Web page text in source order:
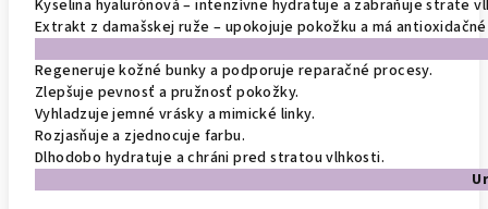
Kyselina hyalurónová – intenzívne hydratuje a zabraňuje strate
Extrakt z damašskej ruže – upokojuje pokožku a má
Regeneruje kožné bunky a podporuje reparačné procesy.
Zlepšuje pevnosť a pružnosť pokožky.
Vyhladzuje jemné vrásky a mimické linky.
Rozjasňuje a zjednocuje farbu.
Dlhodobo hydratuje a chráni pred stratou vlhkosti.